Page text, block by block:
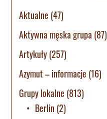
Aktualne (47)
Aktywna męska grupa (87)
Artykuły(257)
Azymut – informacje (16)
Grupy lokalne (813)
Berlin (2)